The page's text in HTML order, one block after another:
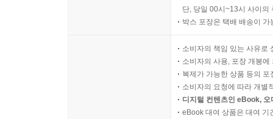
단, 당일 00시~13시 사이의
박스 포장은 택배 배송이
소비자의 책임 있는 사유로
소비자의 사용, 포장 개봉
복제가 가능한 상품 등의
소비자의 요청에 따라 개별
디지털 컨텐츠인 eBook,
eBook 대여 상품은 대여 기